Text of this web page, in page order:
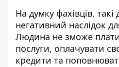
На думку фахівців, такі
негативний наслідок
Людина не зможе
послуги, оплачувати
кредити та